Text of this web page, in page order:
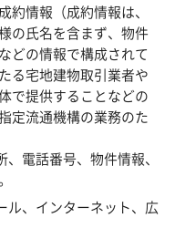
情報（成約情報は、
の氏名を含まず、物件
どの情報で構成されて
る宅地建物取引業者や
で提供することなどの
定流通機構の業務のた
電話番号、物件情報、
ル、インターネット、広